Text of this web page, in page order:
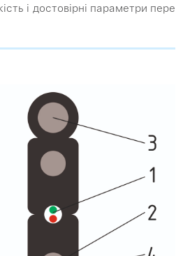
і достовірні параметри пере